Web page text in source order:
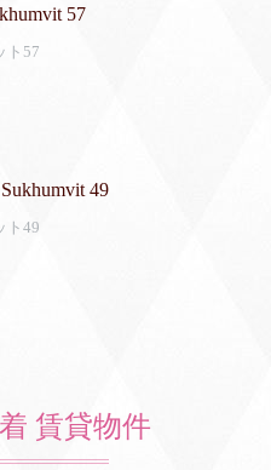
57
ト57
49
ト49
賃貸物件